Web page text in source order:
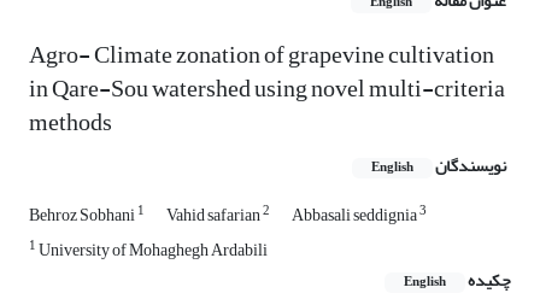
Agro- Climate zonation of grapevine cultivation
in Qare-Sou watershed using novel multi-criteria
methods
نویسندگان English
Behroz Sobhani1 Vahid safarian2 Abbasali seddignia3
1University of Mohaghegh Ardabili
چکیده
English